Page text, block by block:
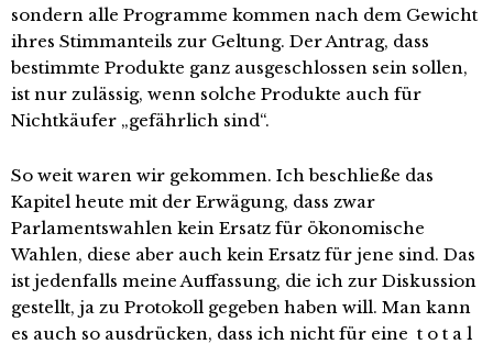
sondern alle Programme kommen nach dem Gewicht
ihres Stimmanteils zur Geltung. Der Antrag, dass
bestimmte Produkte ganz ausgeschlossen sein sollen,
ist nur zulässig, wenn solche Produkte auch für
Nichtkäufer „gefährlich sind“.
So weit waren wir gekommen. Ich beschließe das
Kapitel heute mit der Erwägung, dass zwar
Parlamentswahlen kein Ersatz für ökonomische
Wahlen, diese aber auch kein Ersatz für jene sind. Das
ist jedenfalls meine Auffassung, die ich zur Diskussion
gestellt, ja zu Protokoll gegeben haben will. Man kann
es auch so ausdrücken, dass ich nicht für eine t o t a l